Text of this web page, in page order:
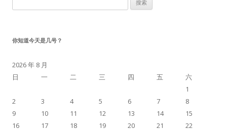
索：
你知道今天是几号？
2026 年 8 月
日
一 二 三 四 五
六
1
2
3 4 5 6 7
8
9
10 11 12 13 14
15
16
17 18 19 20 21
22